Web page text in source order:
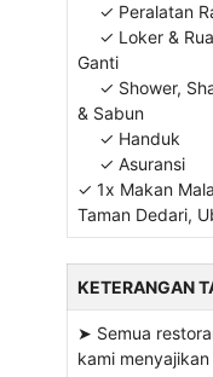
✓ Peralatan
✓ Loker &
Ganti
✓ Shower,
& Sabun
✓ Handuk
✓ Asuransi
✓ 1x Makan
Taman Dedari,
KETERANGAN
➤ Semua
kami